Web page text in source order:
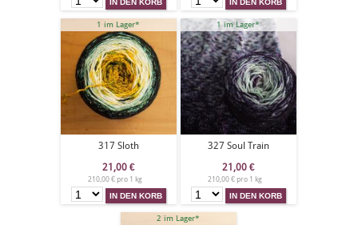
1 im Lager*
317 Sloth
21,00 €
210,00 € pro 1 kg
1 im Lager*
327 Soul Train
21,00 €
210,00 € pro 1 kg
2 im Lager*